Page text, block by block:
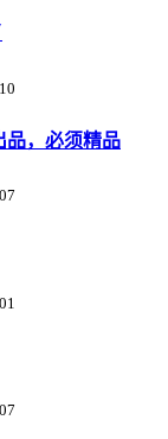
品，必须精品